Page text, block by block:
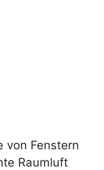
von Fenstern
Raumluft